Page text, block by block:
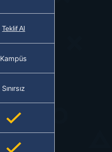
Teklif Al
Kampüs
Sınırsız